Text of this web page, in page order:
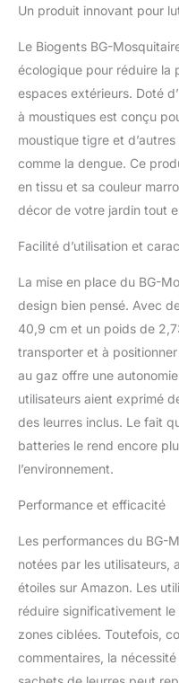
Un produit innovant pour
Le Biogents BG-
écologique pour réduire la
espaces extérieurs. Doté
à moustiques est conçu
moustique tigre et
comme la dengue. Ce
en tissu et sa couleur
décor de votre jardin tout
Facilité d’utilisation et
La mise en place du BG-
design bien pensé. Avec
40,9 cm et un poids de
transporter et à positionner
au gaz offre une
utilisateurs aient exprimé
des leurres inclus. Le fait
batteries le rend encore
l’environnement.
Performance et efficacité
Les performances du BG-
notées par les utilisateurs,
étoiles sur Amazon. Les
réduire significativement
zones ciblées. Toutefois,
commentaires, la